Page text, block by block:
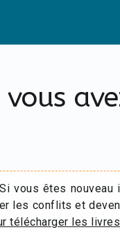
vous êtes
les conflits et
télécharger les